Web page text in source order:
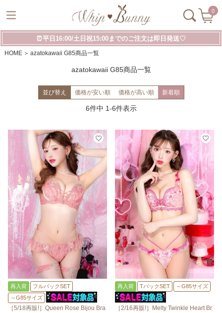
0
⏰平日16:00/土日祝15:00までのご注文は即日発送♡
HOME azatokawaii G85商品一覧
azatokawaii G85商品一覧
並び替え 価格が安い順 価格が高い順 新着順
6件中 1-6件表示
再入荷
フルバックSET
～G85サイズ
［5/18再販!］Queen Rose Bijou Bra
再入荷 TバックSET ～G85サイズ
［2/16再販!］Melty Twinkle Heart Br